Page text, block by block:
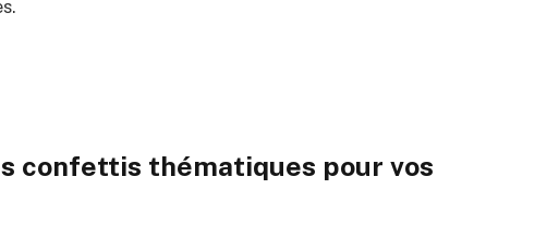
confettis thématiques pour vos